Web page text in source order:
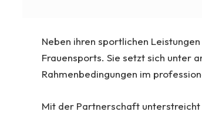
Neben ihren sportlichen
Frauensports. Sie setzt sich unter
Rahmenbedingungen im
Mit der Partnerschaft